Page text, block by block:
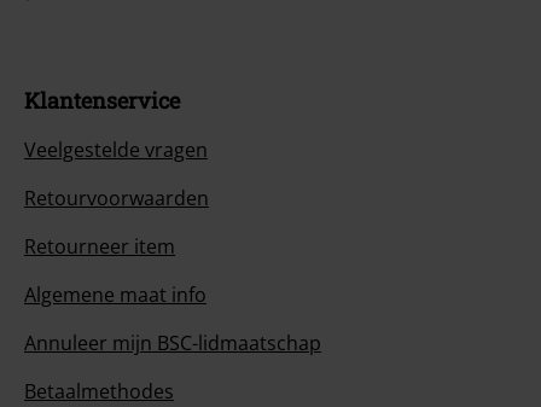
Klantenservice
Veelgestelde vragen
Retourvoorwaarden
Retourneer item
Algemene maat info
Annuleer mijn BSC-lidmaatschap
Betaalmethodes